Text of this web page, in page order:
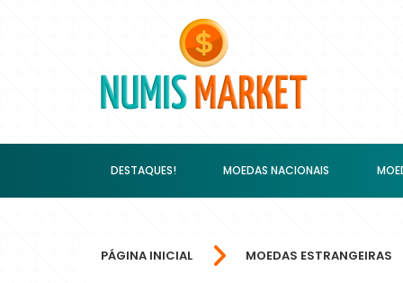
DESTAQUES! MOEDAS NACIONAIS
PÁGINA INICIAL MOEDAS ESTRANGEIRAS